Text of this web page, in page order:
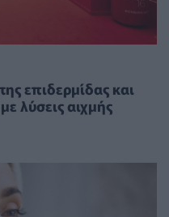
επιδερμίδας και
λύσεις αιχμής